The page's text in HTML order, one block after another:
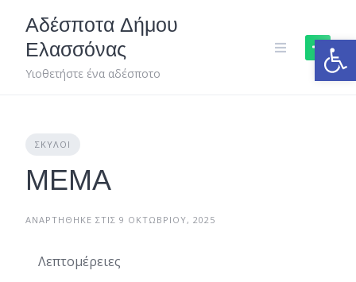
content
Αδέσποτα Δήμου
Ελασσόνας
Υιοθετήστε ένα αδέσποτο
ΣΚΎΛΟΙ
ΜΕΜΑ
ΑΝΑΡΤΉΘΗΚΕ ΣΤΙΣ 9 ΟΚΤΩΒΡΊΟΥ, 2025
Λεπτομέρειες